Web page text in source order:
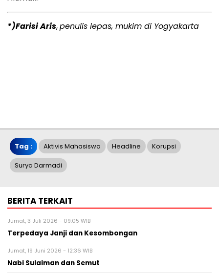
*)Farisi Aris,penulis lepas, mukim di Yogyakarta
Tag : Aktivis Mahasiswa Headline Korupsi
Surya Darmadi
BERITA TERKAIT
Jumat, 3 Juli 2026 - 09:05 WIB
Terpedaya Janji dan Kesombongan
Jumat, 19 Juni 2026 - 12:36 WIB
Nabi Sulaiman dan Semut